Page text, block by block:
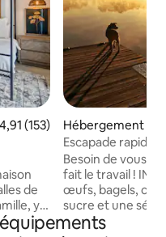
moyenne sur la
4,91 (153)
de
y
de vie
Hébergement ⋅
ry
Escapade rapide
lac privé !
Besoin de vous échapper
fait le travail ! INCLUS : Petit
œufs, bagels,
sucre et une
L'emplacement